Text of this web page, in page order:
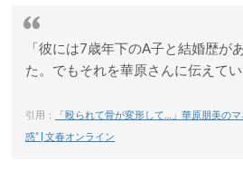
「彼には7歳年下のA子と結婚歴が
た。でもそれを華原さんに伝えてい
引用：
「殴られて骨が変形して…」華原朋美の
惑” | 文春オンライン